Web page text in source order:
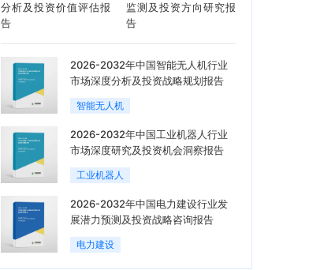
分析及投资价值评估报
告
监测及投资方向研究报
告
2026-2032年中国智能无人机行业
市场深度分析及投资战略规划报告
智能无人机
2026-2032年中国工业机器人行业
市场深度研究及投资机会洞察报告
工业机器人
2026-2032年中国电力建设行业发
展潜力预测及投资战略咨询报告
电力建设